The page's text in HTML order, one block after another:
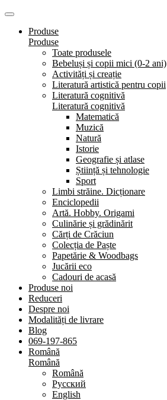
Produse
Produse
Toate produsele
Bebeluși și copii mici (0-2 ani)
Activități și creație
Literatură artistică pentru copii
Literatură cognitivă
Literatură cognitivă
Matematică
Muzică
Natură
Istorie
Geografie și atlase
Știință și tehnologie
Sport
Limbi străine. Dicționare
Enciclopedii
Artă. Hobby. Origami
Culinărie și grădinărit
Cărți de Crăciun
Colecția de Paște
Papetărie & Woodbags
Jucării eco
Cadouri de acasă
Produse noi
Reduceri
Despre noi
Modalități de livrare
Blog
069-197-865
Română
Română
Română
Русский
English